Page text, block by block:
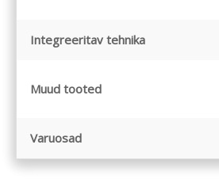
Integreeritav tehnika
Muud tooted
Varuosad